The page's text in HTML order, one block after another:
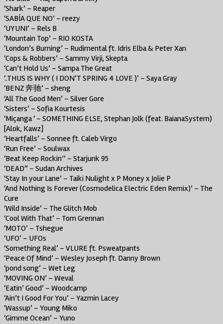
‘Shark’ – Reaper
‘SABÍA QUE NO’ – reezy
‘UYUNI’ – Rels B
‘Mountain Top’ – RIO KOSTA
‘London’s Burning’ – Rudimental ft. Idris Elba & Peter Xan
‘Cops & Robbers’ – Sammy Virji, Skepta
‘Can’t Hold Us’ – Sampa The Great
‘..THUS IS WHY ( I DON’T SPRING 4 LOVE )’ – Saya Gray
‘BENZ 奔驰’ – sheng
‘All The Good Men’ – Silver Gore
‘Sisters’ – Sofia Kourtesis
‘Miçanga ‘ – SOMETHING ELSE, Stephan Jolk (feat. BaianaSystem)
[Alok, Kawz]
‘Heartfalls’ – Sonnee ft. Caleb Virgo
‘Run Free’ – Soulwax
‘Beat Keep Rockin’’ – Starjunk 95
‘DEAD” – Sudan Archives
‘Stay In your Lane’ – Taiki Nulight x P Money x Jolie P
‘And Nothing Is Forever (Cosmodelica Electric Eden Remix)’ – The
Cure
‘Wild Inside’ – The Glitch Mob
‘Cool With That’ – Tom Grennan
‘MOTO’ – Tshegue
‘UFO’ – UFOs
‘Something Real’ – VLURE ft. Psweatpants
‘Peace Of Mind’ – Wesley Joseph ft. Danny Brown
‘pond song’ – Wet Leg
‘MOVING ON’ – Weval
‘Eatin’ Good’ – Woodcamp
‘Ain’t I Good For You’ – Yazmin Lacey
‘Wassup’ – Young Miko
‘Gimme Ocean’ – Yuno